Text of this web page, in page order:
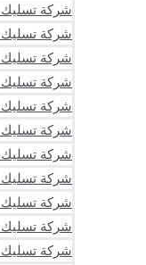
شركة تسليك
شركة تسليك
شركة تسليك
شركة تسليك
شركة تسليك
شركة تسليك
شركة تسليك
شركة تسليك
شركة تسليك
شركة تسليك
شركة تسليك